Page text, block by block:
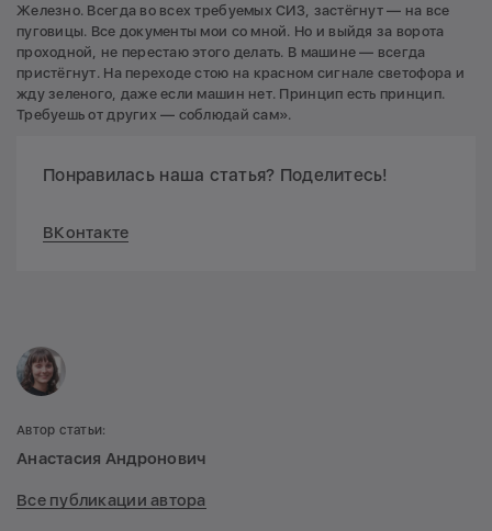
Железно. Всегда во всех требуемых СИЗ, застёгнут — на все
пуговицы. Все документы мои со мной. Но и выйдя за ворота
проходной, не перестаю этого делать. В машине — всегда
пристёгнут. На переходе стою на красном сигнале светофора и
жду зеленого, даже если машин нет. Принцип есть принцип.
Требуешь от других — соблюдай сам».
Понравилась наша статья? Поделитесь!
ВКонтакте
Автор статьи:
Анастасия Андронович
Все публикации автора